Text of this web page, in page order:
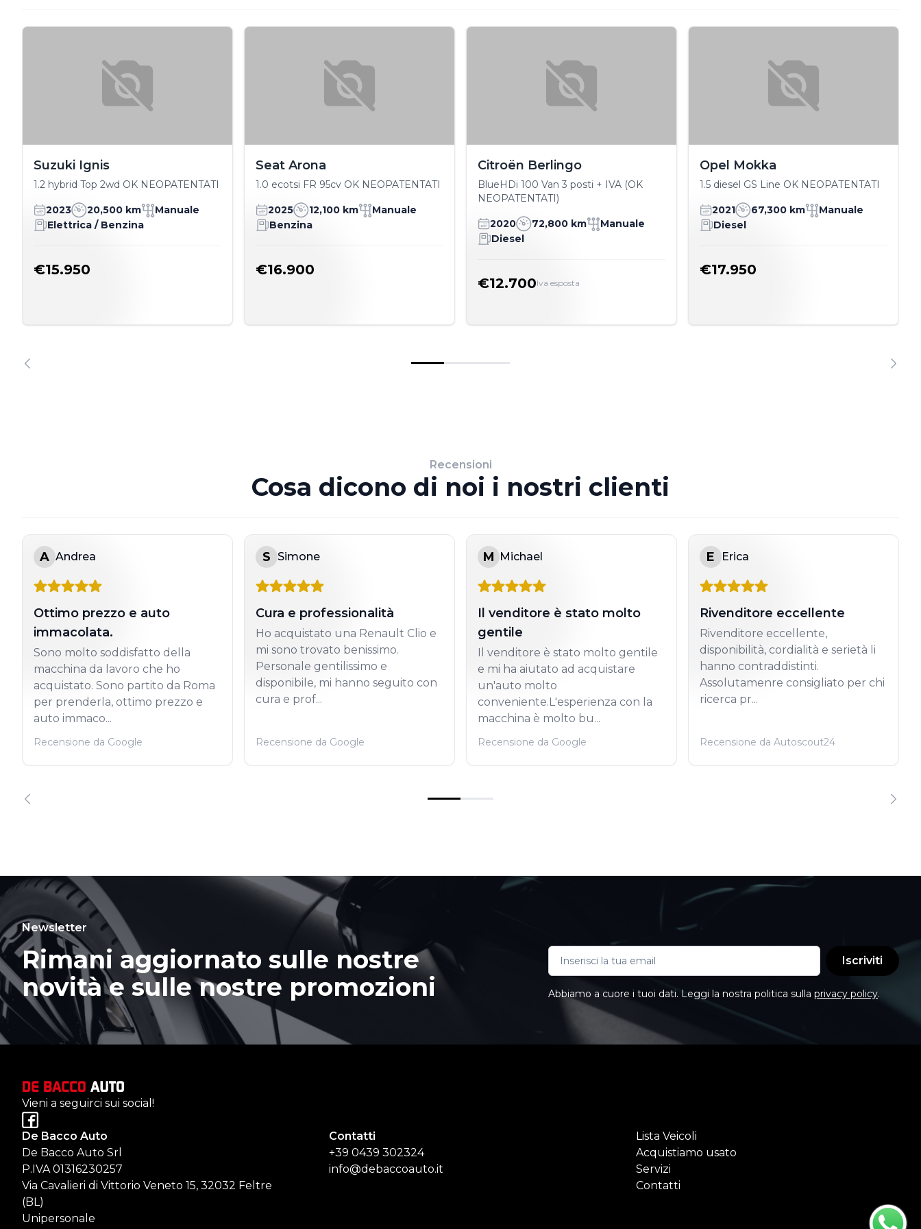
Suzuki Ignis
1.2 hybrid Top 2wd OK NEOPATENTATI
2023 20,500 km
Manuale
Elettrica / Benzina
€15.950
Seat Arona
1.0 ecotsi FR 95cv OK NEOPATENTATI
2025 12,100 km
Manuale
Benzina
€16.900
Citroën Berlingo
BlueHDi 100 Van 3 posti + IVA (OK
NEOPATENTATI)
2020 72,800 km
Manuale
Diesel
€12.700Iva esposta
Opel Mokka
1.5 diesel GS Line OK NEOPATENTATI
2021 67,300 km
Manuale
Diesel
€17.950
Recensioni
Cosa dicono di noi i nostri clienti
A Andrea
Ottimo prezzo e auto
immacolata.
Sono molto soddisfatto della
macchina da lavoro che ho
acquistato. Sono partito da Roma
per prenderla, ottimo prezzo e
auto immaco...
Recensione da Google
S Simone
Cura e professionalità
Ho acquistato una Renault Clio e
mi sono trovato benissimo.
Personale gentilissimo e
disponibile, mi hanno seguito con
cura e prof...
Recensione da Google
M Michael
Il venditore è stato molto
gentile
Il venditore è stato molto gentile
e mi ha aiutato ad acquistare
un'auto molto
conveniente.L'esperienza con la
macchina è molto bu...
Recensione da Google
E Erica
Rivenditore eccellente
Rivenditore eccellente,
disponibilità, cordialità e serietà li
hanno contraddistinti.
Assolutamenre consigliato per chi
ricerca pr...
Recensione da Autoscout24
Newsletter
Rimani aggiornato sulle nostre
novità e sulle nostre promozioni
Iscriviti
Abbiamo a cuore i tuoi dati. Leggi la nostra politica sulla privacy policy.
Vieni a seguirci sui social!
De Bacco Auto
De Bacco Auto Srl
P.IVA 01316230257
Via Cavalieri di Vittorio Veneto 15, 32032 Feltre
(BL)
Unipersonale
Contatti
+39 0439 302324
info@debaccoauto.it
Lista Veicoli
Acquistiamo usato
Servizi
Contatti